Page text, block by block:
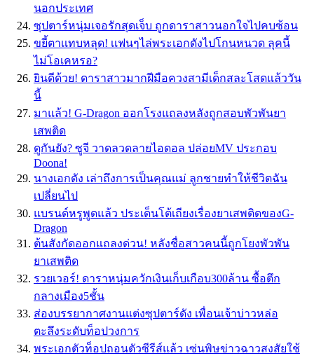
นอกประเทศ
ซุปตาร์หนุ่มเจอรักสุดเจ็บ ถูกดาราสาวนอกใจไปคบซ้อน
ขยี้ตาเเทบหลุด! เเฟนๆไล่พระเอกดังไปโกนหนวด ลุคนี้
ไม่โอเคหรอ?
ยินดีด้วย! ดาราสาวมากฝีมือควงสามีเด็กสละโสดแล้ววัน
นี้
มาแล้ว! G-Dragon ออกโรงแถลงหลังถูกสอบพัวพันยา
เสพติด
ดูกันยัง? ซูจี วาดลวดลายไอดอล ปล่อยMV ประกอบ
Doona!
นางเอกดัง เล่าถึงการเป็นคุณแม่ ลูกชายทำให้ชีวิตฉัน
เปลี่ยนไป
แบรนด์หรูพูดแล้ว ประเด็นโต้เถียงเรื่องยาเสพติดของG-
Dragon
ต้นสังกัดออกแถลงด่วน! หลังชื่อสาวคนนี้ถูกโยงพัวพัน
ยาเสพติด
รวยเวอร์! ดาราหนุ่มควักเงินเก็บเกือบ300ล้าน ซื้อตึก
กลางเมือง5ชั้น
ส่องบรรยากาศงานแต่งซุปตาร์ดัง เพื่อนเจ้าบ่าวหล่อ
ตะลึงระดับท็อปวงการ
พระเอกตัวท็อปถอนตัวซีรีส์แล้ว เซ่นพิษข่าวฉาวสงสัยใช้